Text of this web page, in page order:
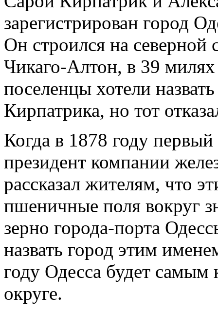
зарегистрирован город
Он строился на северной
Чикаго-Алтон, в 39
поселенцы хотели
Кирпатрика, но тот
Когда в 1878 году
президент компании
рассказал жителям, что
пшеничные поля вокруг
зерно города-порта
назвать город этим
году Одесса будет
округе.